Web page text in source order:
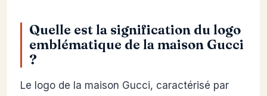
Quelle est la signification du logo
emblématique de la maison Gucci
?
Le logo de la maison Gucci, caractérisé par